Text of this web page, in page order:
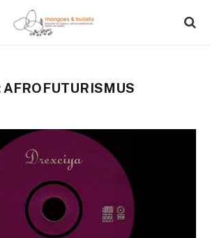
AFROFUTURISMUS